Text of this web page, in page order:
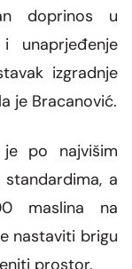
doprinos u
unaprjeđenje
izgradnje
je Bracanović.
je po najvišim
a
maslina na
nastaviti brigu